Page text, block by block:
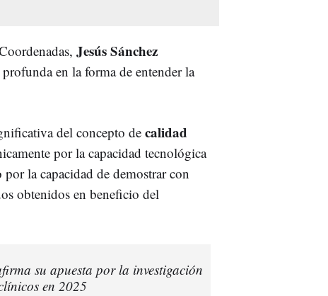
Jesús Sánchez
en la forma de entender la
del concepto de calidad
por la capacidad tecnológica
la capacidad de demostrar con
obtenidos en beneficio del
su apuesta por la investigación
en 2025